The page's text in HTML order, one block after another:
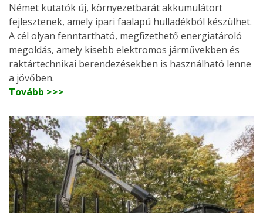
Német kutatók új, környezetbarát akkumulátort
fejlesztenek, amely ipari faalapú hulladékból készülhet.
A cél olyan fenntartható, megfizethető energiatároló
megoldás, amely kisebb elektromos járművekben és
raktártechnikai berendezésekben is használható lenne
a jövőben.
Tovább >>>